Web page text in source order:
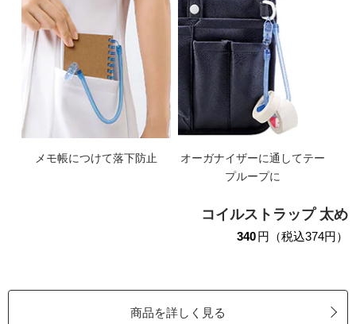
メモ帳につけて落下防止
オーガナイザーに通してテー
プループに
コイルストラップ 太め
340円（税込374円）
商品を詳しく見る